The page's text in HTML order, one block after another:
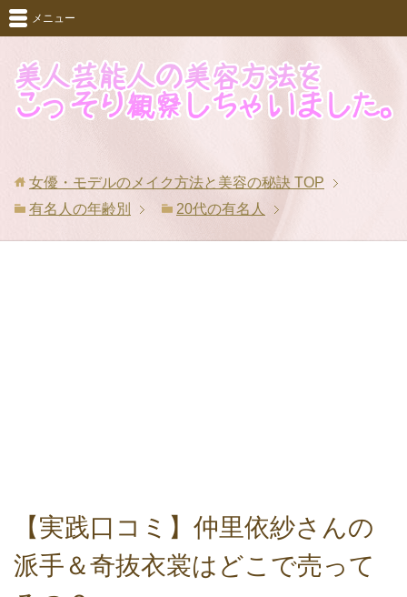
メニュー
女優・モデルのメイク方法と美容の秘訣 TOP
有名人の年齢別
20代の有名人
【実践口コミ】仲里依紗さんの
派手＆奇抜衣裳はどこで売って